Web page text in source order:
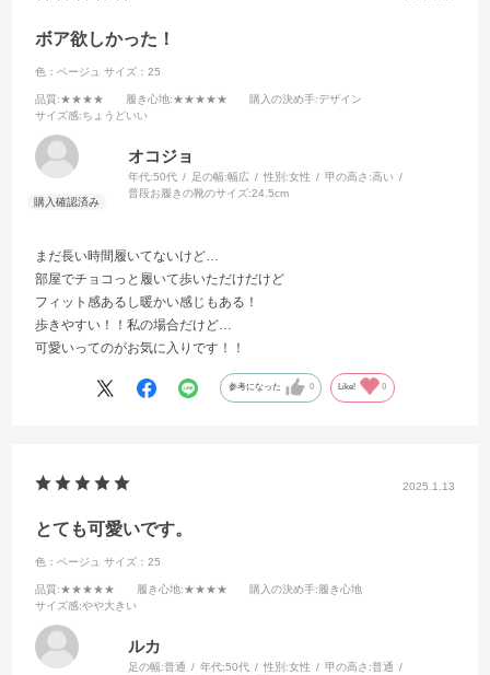
ボア欲しかった！
色：ベージュ サイズ：25
品質:★★★★ 履き心地:★★★★★ 購入の決め手:デザイン
サイズ感:ちょうどいい
オコジョ
年代:50代 足の幅:幅広 性別:女性 甲の高さ:高い
普段お履きの靴のサイズ:24.5cm
まだ長い時間履いてないけど…
部屋でチョコっと履いて歩いただけだけど
フィット感あるし暖かい感じもある！
歩きやすい！！私の場合だけど…
可愛いってのがお気に入りです！！
参考になった 0 Like! 0
2025.1.13
とても可愛いです。
色：ベージュ サイズ：25
品質:★★★★★ 履き心地:★★★★ 購入の決め手:履き心地
サイズ感:やや大きい
ルカ
足の幅:普通 年代:50代 性別:女性 甲の高さ:普通